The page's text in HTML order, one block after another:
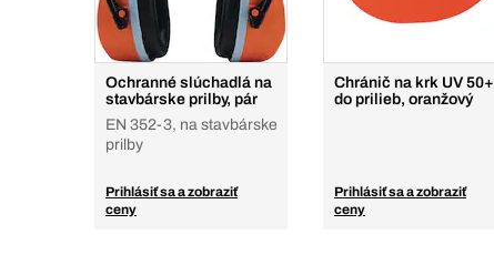
Ochranné slúchadlá na
stavbárske prilby, pár
EN 352-3, na stavbárske
prilby
Prihlásiť sa a zobraziť
ceny
Chránič na krk UV 50+
do prilieb, oranžový
Prihlásiť sa a zobraziť
ceny